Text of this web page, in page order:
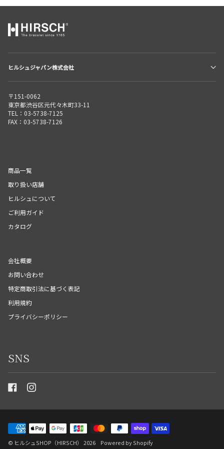
ヒルシュジャパン株式会社
〒151-0062
東京都渋谷区元代々木町33-11
TEL：03-5738-7125
FAX：03-5738-7126
商品一覧
取り扱い店舗
ヒルシュについて
ご利用ガイド
カタログ
会社概要
お問い合わせ
特定商取引法に基づく表記
利用規約
プライバシーポリシー
SNS
© ヒルシュSHOP（HIRSCH） 2026 Powered by Shopify